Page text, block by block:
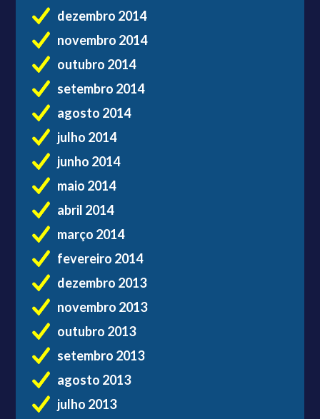
dezembro 2014
novembro 2014
outubro 2014
setembro 2014
agosto 2014
julho 2014
junho 2014
maio 2014
abril 2014
março 2014
fevereiro 2014
dezembro 2013
novembro 2013
outubro 2013
setembro 2013
agosto 2013
julho 2013